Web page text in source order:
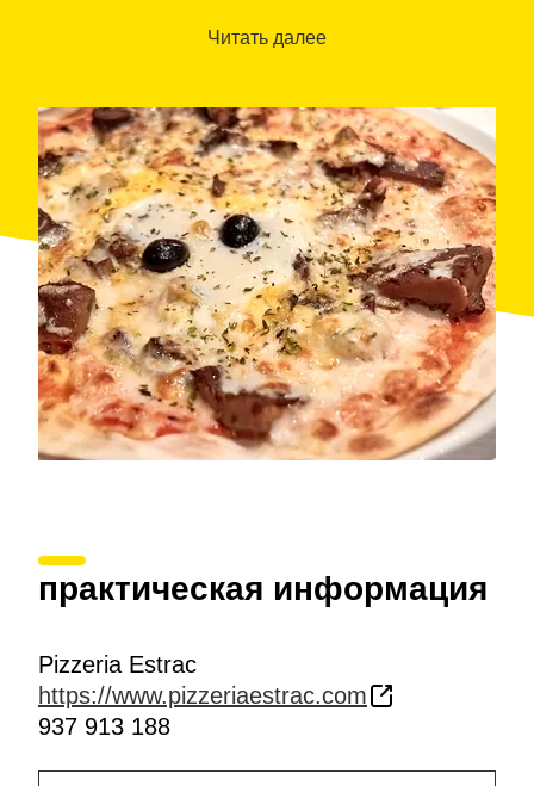
Читать далее
практическая информация
Pizzeria Estrac
https://www.pizzeriaestrac.com
937 913 188